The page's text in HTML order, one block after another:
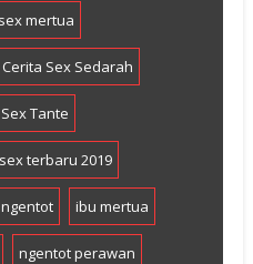
mertua
Cerita Sex Sedarah
Tante
terbaru 2019
ibu mertua
ngentot perawan